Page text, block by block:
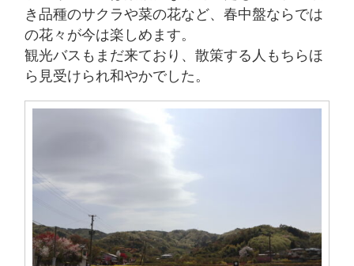
き品種のサクラや菜の花など、春中盤ならでは
の花々が今は楽しめます。
観光バスもまだ来ており、散策する人もちらほ
ら見受けられ和やかでした。